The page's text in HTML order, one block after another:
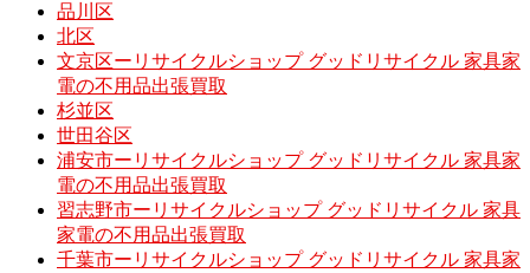
品川区
北区
文京区ーリサイクルショップ グッドリサイクル 家具家
電の不用品出張買取
杉並区
世田谷区
浦安市ーリサイクルショップ グッドリサイクル 家具家
電の不用品出張買取
習志野市ーリサイクルショップ グッドリサイクル 家具
家電の不用品出張買取
千葉市ーリサイクルショップ グッドリサイクル 家具家